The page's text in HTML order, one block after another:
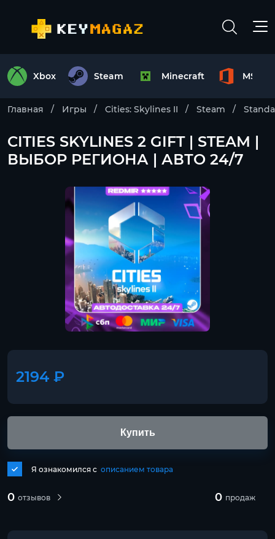
Xbox Steam Minecraft MS
Главная Игры Cities: Skylines II Steam
CITIES SKYLINES 2 GIFT | STEAM |
ВЫБОР РЕГИОНА | АВТО 24/7
2194 ₽
0 отзывов 0 продаж
Я ознакомился с описанием товара
Купить